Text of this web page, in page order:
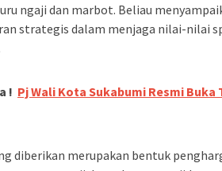
ngaji dan marbot. Beliau
strategis dalam menjaga nilai-nilai
! Pj Wali Kota Sukabumi Resmi Buka
diberikan merupakan bentuk